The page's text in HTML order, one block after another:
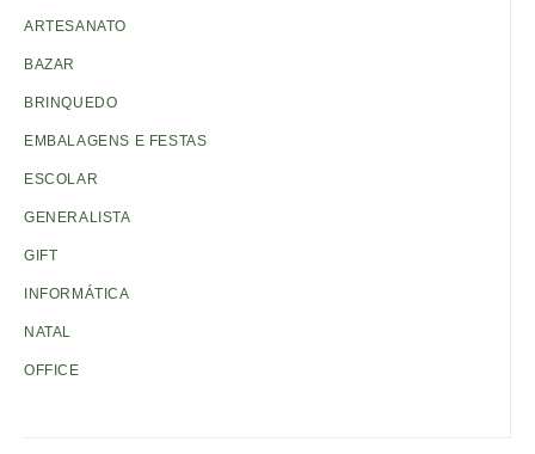
ARTESANATO
BAZAR
BRINQUEDO
EMBALAGENS E FESTAS
ESCOLAR
GENERALISTA
GIFT
INFORMÁTICA
NATAL
OFFICE